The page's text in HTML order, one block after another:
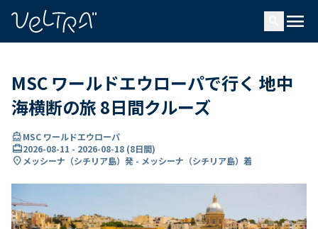
menu
MSC ワールドエウローパで行く 地中
海横断の旅 8日間クルーズ
directions_boatMSC ワールドエウローパ
card_travel2026-08-11 - 2026-08-18 (8日間)
location_on メッシーナ（シチリア島）発 - メッシーナ（シチリア島）着